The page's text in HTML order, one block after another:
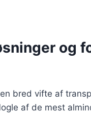
og
bred vifte af
af de mest